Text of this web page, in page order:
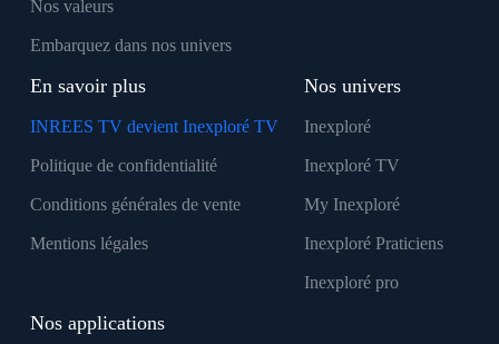
Nos valeurs
Embarquez dans nos univers
En savoir plus
INREES TV devient Inexploré TV
Politique de confidentialité
Conditions générales de vente
Mentions légales
Nos univers
Inexploré
Inexploré TV
My Inexploré
Inexploré Praticiens
Inexploré pro
Nos applications